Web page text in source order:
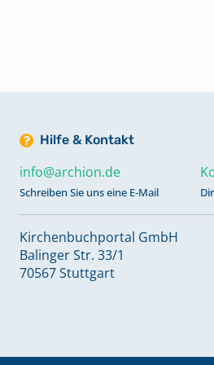
Totgeburten 1890-1925
Keine verfügbaren Digitalisate
Trauungen 1738-1810
Trauungen 1925-2017
Hilfe & Kontakt
info@archion.de
Schreiben Sie uns eine E-Mail
Kirchenbuchportal GmbH
Balinger Str. 33/1
70567 Stuttgart